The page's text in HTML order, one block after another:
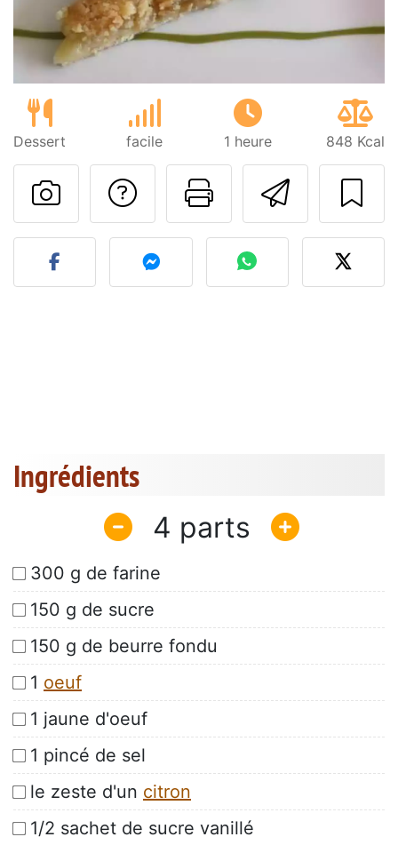
Dessert facile 1 heure 848 Kcal
Imprimer
Poser une
Publier votre photo de
Ingrédients
4
300 g de farine
150 g de sucre
150 g de beurre fondu
1 oeuf
1 jaune d'oeuf
1 pincé de sel
le zeste d'un citron
1/2 sachet de sucre vanillé